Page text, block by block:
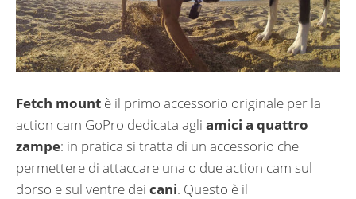
Fetch mount è il primo accessorio originale per la
action cam GoPro dedicata agli amici a quattro
zampe: in pratica si tratta di un accessorio che
permettere di attaccare una o due action cam sul
dorso e sul ventre dei cani. Questo è il